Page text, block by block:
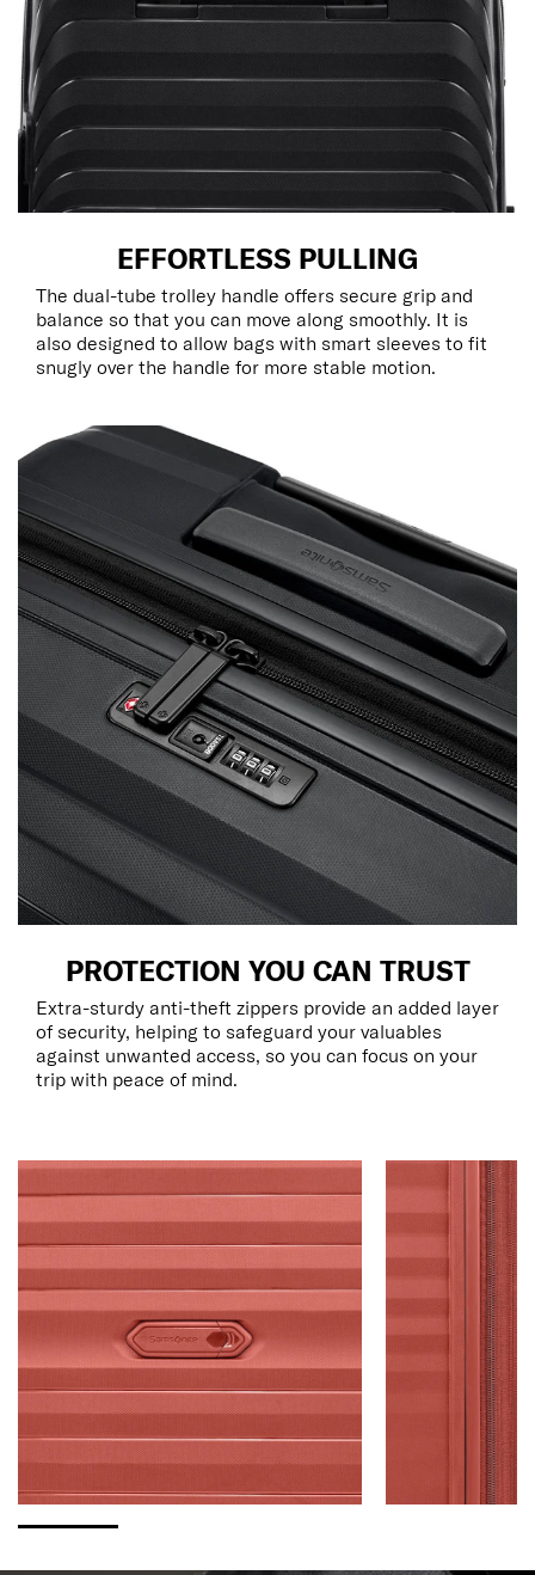
EFFORTLESS PULLING
The dual-tube trolley handle offers secure grip and
balance so that you can move along smoothly. It is
also designed to allow bags with smart sleeves to fit
snugly over the handle for more stable motion.
PROTECTION YOU CAN TRUST
Extra-sturdy anti-theft zippers provide an added layer
of security, helping to safeguard your valuables
against unwanted access, so you can focus on your
trip with peace of mind.